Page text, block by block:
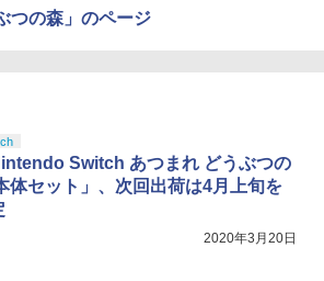
つの森」のページ
Switch あつまれ どうぶつの
体セット」、次回出荷は4月上旬を
2020年3月20日